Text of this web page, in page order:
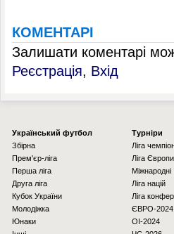
КОМЕНТАРІ
Залишати коментарі
Реєстрація, Вхід
Українcький футбол
Збірна
Прем'єр-ліга
Перша ліга
Друга ліга
Кубок України
Молодіжка
Юнаки
Турніри
Ліга
Ліга Європи
Міжнародні
Ліга націй
Ліга
ЄВРО-2024
OI-2024